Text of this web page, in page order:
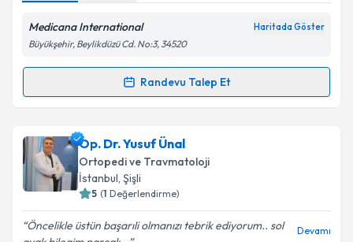
Metni'ni okudum ve kişisel verilerimin belirtilen
kapsamda işlenmesini kabul ediyorum.
Takvim Talebini Gönder
Medicana International Haritada Göster
Büyükşehir, Beylikdüzü Cd. No:3, 34520
Randevu Talep Et
Randevu Takvimi Talebi
Doç. Dr. Celil Alemdariçin randevu takvimi talebi
oluşturun. Size bu uzmandan randevu almanız için bir
takvim hazırlandığında e-posta ile bilgilendireceğiz.
Op. Dr. Yusuf Ünal
Ortopedi ve Travmatoloji
İstanbul, Şişli
5 (1 Değerlendirme)
Öncelikle üstün başarıli olmanızı tebrik ediyorum.. sol
Devamı